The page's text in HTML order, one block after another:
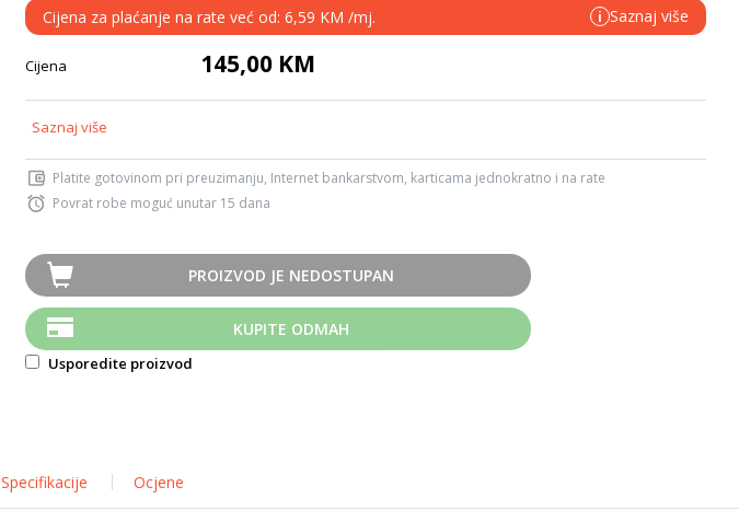
Cijena za plaćanje na rate već od: 6,59 KM /mj. i Saznaj više
Cijena 145,00 KM
Saznaj više
Platite gotovinom pri preuzimanju, Internet bankarstvom, karticama jednokratno i na rate
Povrat robe moguć unutar 15 dana
PROIZVOD JE NEDOSTUPAN
KUPITE ODMAH
Usporedite proizvod
Specifikacije Ocjene